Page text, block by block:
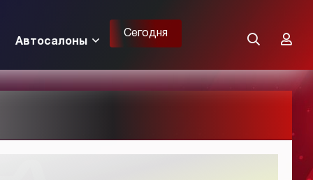
Автосалоны
Сегодня